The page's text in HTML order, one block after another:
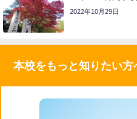
2022年10月29日
本校をもっと知りたい方